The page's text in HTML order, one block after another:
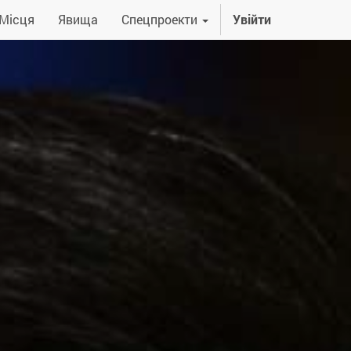
Явища Спецпроекти Увійти